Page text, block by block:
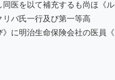
医を以て補充するも尚ほ《
バ氏一行及び第一等高
に明治生命保険会社の医員